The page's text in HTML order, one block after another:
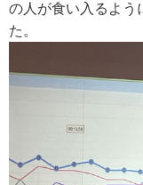
の人が食い入るよう
た。